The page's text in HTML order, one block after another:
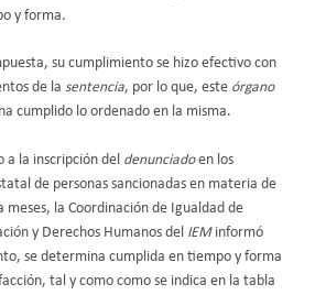
y forma.
su cumplimiento se hizo efectivo con
de la sentencia, por lo que, este órgano
cumplido lo ordenado en la misma.
a la inscripción del denunciadoen los
de personas sancionadas en materia de
la Coordinación de Igualdad de
y Derechos Humanos del IEMinformó
se determina cumplida en tiempo y forma
tal y como como se indica en la tabla